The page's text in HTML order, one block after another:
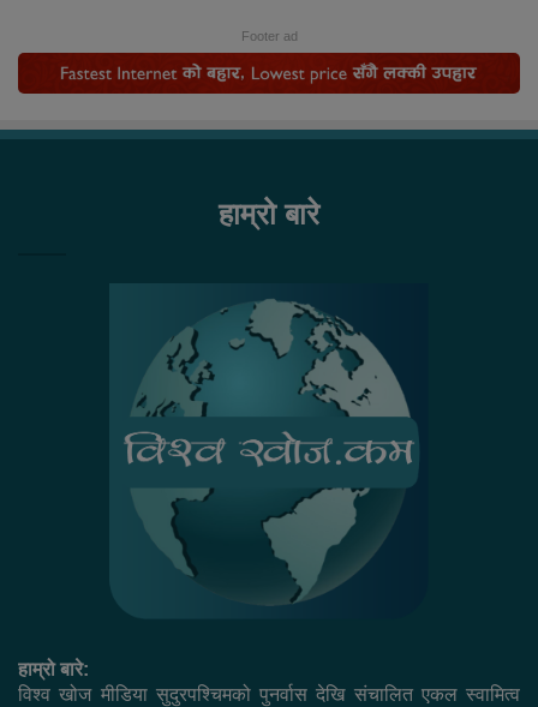
Footer ad
हाम्रो बारे
हाम्रो बारे:
विश्व खोज मीडिया सुदुरपश्चिमको पुनर्वास देखि संचालित एकल स्वामित्व